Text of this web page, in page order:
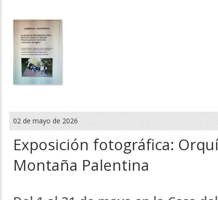
02 de mayo de 2026
Exposición fotográfica:
Montaña Palentina